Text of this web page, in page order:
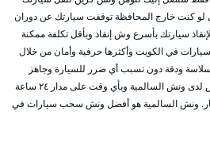
لو كنت خارج المحافظة توقفت سيارتك عن دوران
سيارتك بأسرع وش إنقاذ وبأقل تكلفة ممكنة
في الكويت وأكثرها حرفية وأمان من خلال
ودقة دون تسبب أي ضرر للسيارة وجاهز
لتلقي أي اتصال على الرقم المخصص لدى ونش السالمية وبأي وقت على مدار ٢٤ ساعة
ونش السالمية هو أفضل ونش سحب سيارات في